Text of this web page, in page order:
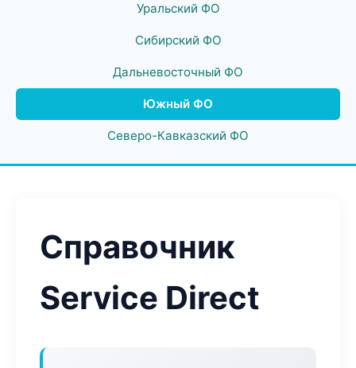
Уральский ФО
Сибирский ФО
Дальневосточный ФО
Южный ФО
Северо-Кавказский ФО
Справочник
Service Direct